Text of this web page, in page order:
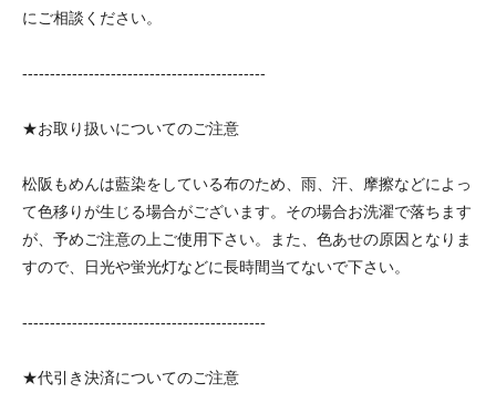
にご相談ください。
--------------------------------------------
★お取り扱いについてのご注意
松阪もめんは藍染をしている布のため、雨、汗、摩擦などによっ
て色移りが生じる場合がございます。その場合お洗濯で落ちます
が、予めご注意の上ご使用下さい。また、色あせの原因となりま
すので、日光や蛍光灯などに長時間当てないで下さい。
--------------------------------------------
★代引き決済についてのご注意